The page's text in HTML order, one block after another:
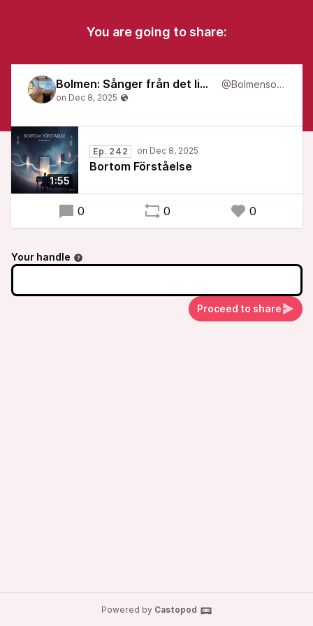
You are going to share:
Bolmen: Sånger från det liminala @Bolmensongs
1:55
Ep. 242
Bortom Förståelse
0 0 0
Your handle
Proceed to share
Powered by Castopod